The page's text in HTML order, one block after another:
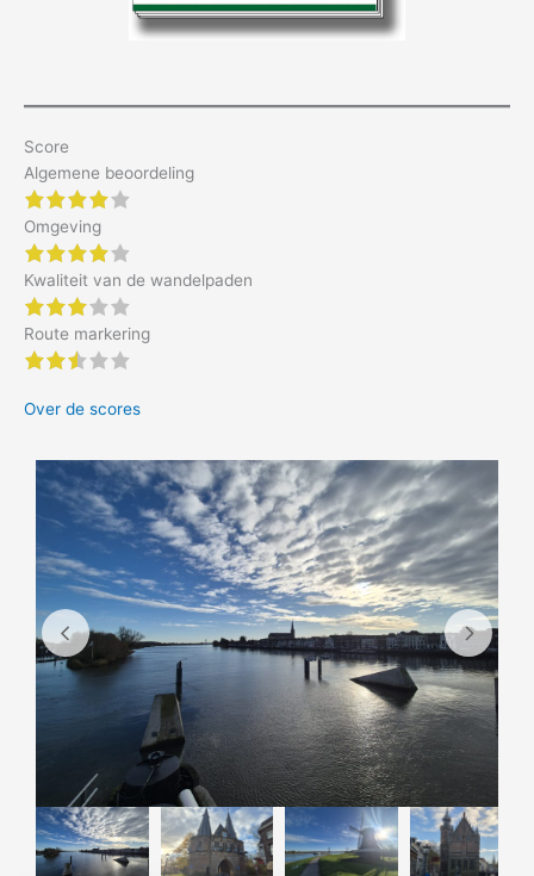
Score
Algemene beoordeling
Omgeving
Kwaliteit van de wandelpaden
Route markering
Over de scores